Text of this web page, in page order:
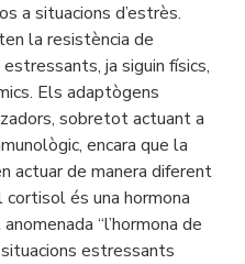
a situacions d’estrès.
la resistència de
ja siguin físics,
Els adaptògens
sobretot actuant a
encara que la
actuar de manera diferent
és una hormona
“l’hormona de
situacions estressants